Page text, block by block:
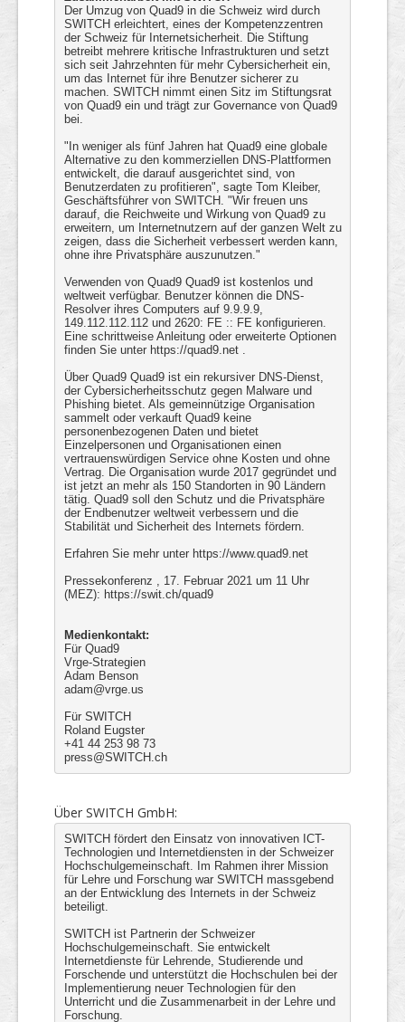
Der Umzug von Quad9 in die Schweiz wird durch
SWITCH erleichtert, eines der Kompetenzzentren
der Schweiz für Internetsicherheit. Die Stiftung
betreibt mehrere kritische Infrastrukturen und setzt
sich seit Jahrzehnten für mehr Cybersicherheit ein,
um das Internet für ihre Benutzer sicherer zu
machen. SWITCH nimmt einen Sitz im Stiftungsrat
von Quad9 ein und trägt zur Governance von Quad9
bei.
"In weniger als fünf Jahren hat Quad9 eine globale
Alternative zu den kommerziellen DNS-Plattformen
entwickelt, die darauf ausgerichtet sind, von
Benutzerdaten zu profitieren", sagte Tom Kleiber,
Geschäftsführer von SWITCH. "Wir freuen uns
darauf, die Reichweite und Wirkung von Quad9 zu
erweitern, um Internetnutzern auf der ganzen Welt zu
zeigen, dass die Sicherheit verbessert werden kann,
ohne ihre Privatsphäre auszunutzen."
Verwenden von Quad9 Quad9 ist kostenlos und
weltweit verfügbar. Benutzer können die DNS-
Resolver ihres Computers auf 9.9.9.9,
149.112.112.112 und 2620: FE :: FE konfigurieren.
Eine schrittweise Anleitung oder erweiterte Optionen
finden Sie unter https://quad9.net .
Über Quad9 Quad9 ist ein rekursiver DNS-Dienst,
der Cybersicherheitsschutz gegen Malware und
Phishing bietet. Als gemeinnützige Organisation
sammelt oder verkauft Quad9 keine
personenbezogenen Daten und bietet
Einzelpersonen und Organisationen einen
vertrauenswürdigen Service ohne Kosten und ohne
Vertrag. Die Organisation wurde 2017 gegründet und
ist jetzt an mehr als 150 Standorten in 90 Ländern
tätig. Quad9 soll den Schutz und die Privatsphäre
der Endbenutzer weltweit verbessern und die
Stabilität und Sicherheit des Internets fördern.
Erfahren Sie mehr unter https://www.quad9.net
Pressekonferenz , 17. Februar 2021 um 11 Uhr
(MEZ): https://swit.ch/quad9
Medienkontakt:
Für Quad9
Vrge-Strategien
Adam Benson
adam@vrge.us
Für SWITCH
Roland Eugster
+41 44 253 98 73
press@SWITCH.ch
Über SWITCH GmbH:
SWITCH fördert den Einsatz von innovativen ICT-
Technologien und Internetdiensten in der Schweizer
Hochschulgemeinschaft. Im Rahmen ihrer Mission
für Lehre und Forschung war SWITCH massgebend
an der Entwicklung des Internets in der Schweiz
beteiligt.
SWITCH ist Partnerin der Schweizer
Hochschulgemeinschaft. Sie entwickelt
Internetdienste für Lehrende, Studierende und
Forschende und unterstützt die Hochschulen bei der
Implementierung neuer Technologien für den
Unterricht und die Zusammenarbeit in der Lehre und
Forschung.